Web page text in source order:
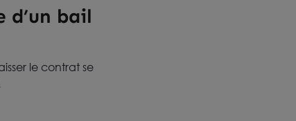
d’un bail
le contrat se